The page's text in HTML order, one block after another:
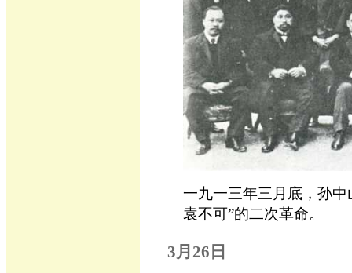
一九一三年三月底，孙
袁不可”的二次革命。
3月26日